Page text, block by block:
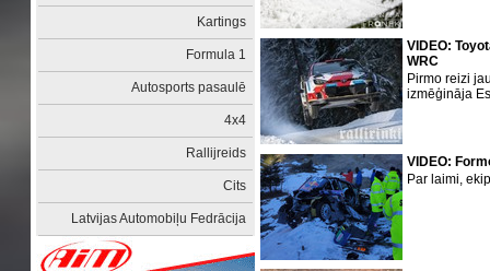
Kartings
Formula 1
Autosports pasaulē
4x4
Rallijreids
Cits
Latvijas Automobiļu Fedrācija
VIDEO:
WRC
Pirmo reizi
izmēģināja
VIDEO:
Par laimi,